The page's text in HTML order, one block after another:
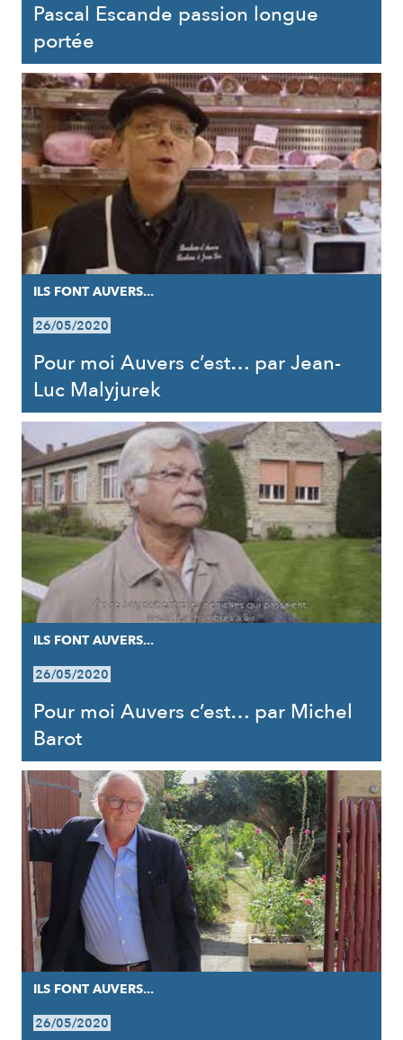
Pascal Escande passion longue
portée
ILS FONT AUVERS...
26/05/2020
Pour moi Auvers c’est… par Jean-
Luc Malyjurek
ILS FONT AUVERS...
26/05/2020
Pour moi Auvers c’est… par Michel
Barot
ILS FONT AUVERS...
26/05/2020